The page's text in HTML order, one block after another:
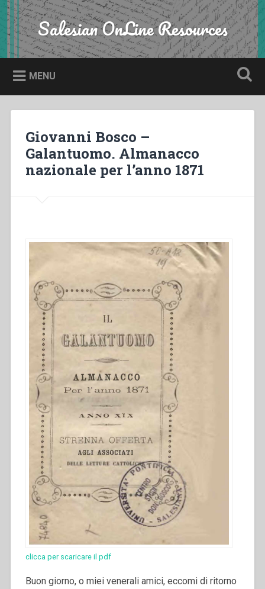
Skip
to
content
Search Salesian OnLine Resources
MENU
Giovanni Bosco –
Galantuomo. Almanacco
nazionale per l’anno 1871
clicca per scaricare il pdf
Buon giorno, o miei venerali amici, eccomi di ritorno